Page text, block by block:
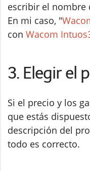
escribir el nombre
En mi caso, "
con Wacom
3. Elegir el
Si el precio y los
que estás
descripción del
todo es correcto.